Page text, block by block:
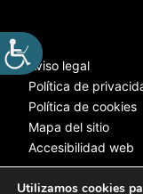
Aviso legal
Política de
Política de cookies
Mapa del sitio
Accesibilidad web
Utilizamos cookies